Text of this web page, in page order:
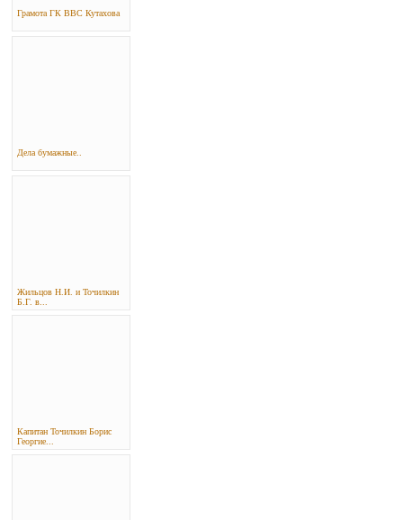
Грамота ГК ВВС Кутахова
Дела бумажные..
Жильцов Н.И. и Точилкин
Б.Г. в...
Капитан Точилкин Борис
Георгие...